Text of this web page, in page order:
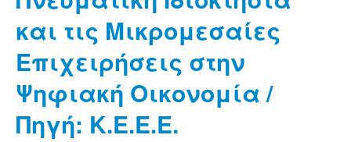
και τις Μικρομεσαίες
Επιχειρήσεις στην
Ψηφιακή Οικονομία /
Πηγή: Κ.Ε.Ε.Ε.